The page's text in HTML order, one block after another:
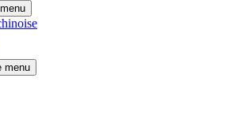
menu